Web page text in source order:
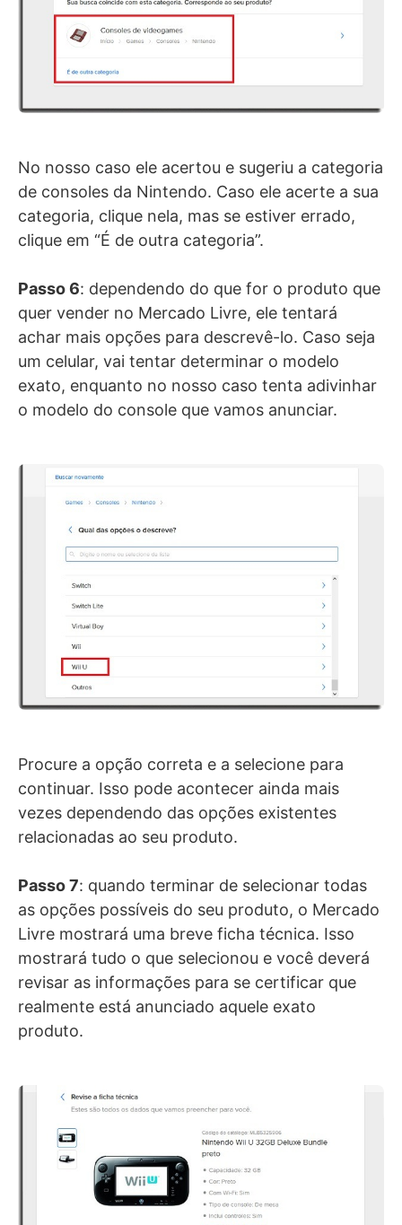
No nosso caso ele acertou e sugeriu a categoria
de consoles da Nintendo. Caso ele acerte a sua
categoria, clique nela, mas se estiver errado,
clique em “É de outra categoria”.
Passo 6: dependendo do que for o produto que
quer vender no Mercado Livre, ele tentará
achar mais opções para descrevê-lo. Caso seja
um celular, vai tentar determinar o modelo
exato, enquanto no nosso caso tenta adivinhar
o modelo do console que vamos anunciar.
Procure a opção correta e a selecione para
continuar. Isso pode acontecer ainda mais
vezes dependendo das opções existentes
relacionadas ao seu produto.
Passo 7: quando terminar de selecionar todas
as opções possíveis do seu produto, o Mercado
Livre mostrará uma breve ficha técnica. Isso
mostrará tudo o que selecionou e você deverá
revisar as informações para se certificar que
realmente está anunciado aquele exato
produto.